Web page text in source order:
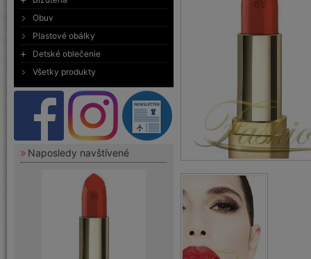
Obuv
Plastové obálky
Detské oblečenie
Všetky produkty
Naposledy navštívené